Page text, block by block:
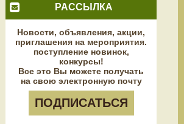
РАССЫЛКА
Новости, объявления, акции,
приглашения на мероприятия.
поступление новинок,
конкурсы!
Все это Вы можете получать
на свою электронную почту
ПОДПИСАТЬСЯ